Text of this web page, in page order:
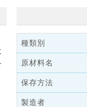
種類別
原材料名
保存方法
製造者